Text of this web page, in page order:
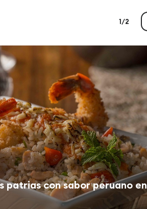
patrias con sabor peruano en
1 2